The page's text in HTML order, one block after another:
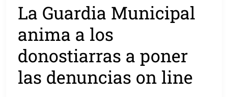
La Guardia Municipal
anima a los
donostiarras a poner
las denuncias on line